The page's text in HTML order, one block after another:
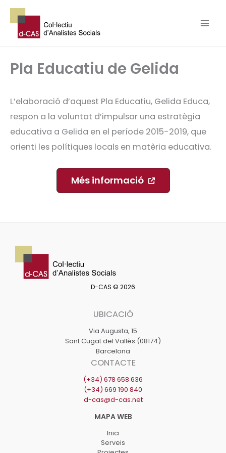
Vés
contingut
Pla Educatiu de Gelida
L’elaboració d’aquest Pla Educatiu, Gelida Educa,
respon a la voluntat d’impulsar una estratègia
educativa a Gelida en el període 2015-2019, que
orienti les polítiques locals en matèria educativa.
Més informació
D-CAS © 2026
UBICACIÓ
Via Augusta, 15
Sant Cugat del Vallès (08174)
Barcelona
CONTACTE
(+34) 678 658 636
(+34) 669 190 840
d-cas@d-cas.net
Inici
Serveis